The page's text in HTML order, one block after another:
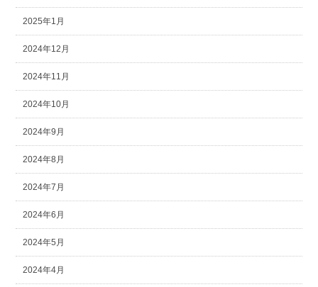
2025年1月
2024年12月
2024年11月
2024年10月
2024年9月
2024年8月
2024年7月
2024年6月
2024年5月
2024年4月